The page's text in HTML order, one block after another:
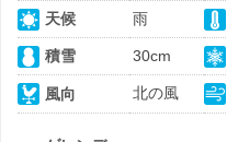
天候 雨
積雪 30cm
風向 北の風